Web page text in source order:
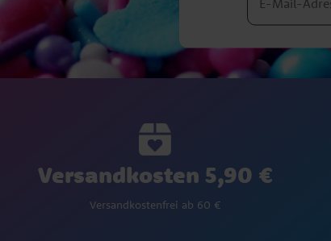
Versandkosten 5,90 €
Versandkostenfrei ab 60 €